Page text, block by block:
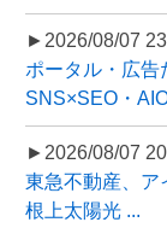
►2026/08/07
ポータル・広
SNS×SEO・
►2026/08/07
東急不動産、ア
根上太陽光 ...